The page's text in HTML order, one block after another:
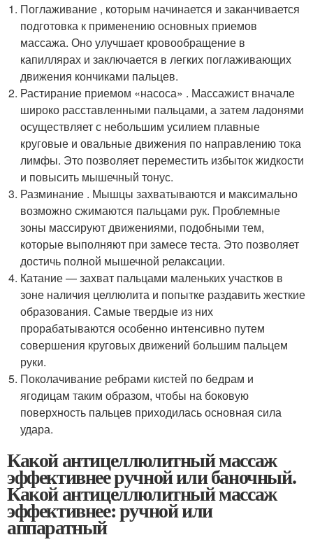
Поглаживание , которым начинается и заканчивается
подготовка к применению основных приемов
массажа. Оно улучшает кровообращение в
капиллярах и заключается в легких поглаживающих
движения кончиками пальцев.
Растирание приемом «насоса» . Массажист вначале
широко расставленными пальцами, а затем ладонями
осуществляет с небольшим усилием плавные
круговые и овальные движения по направлению тока
лимфы. Это позволяет переместить избыток жидкости
и повысить мышечный тонус.
Разминание . Мышцы захватываются и максимально
возможно сжимаются пальцами рук. Проблемные
зоны массируют движениями, подобными тем,
которые выполняют при замесе теста. Это позволяет
достичь полной мышечной релаксации.
Катание — захват пальцами маленьких участков в
зоне наличия целлюлита и попытке раздавить жесткие
образования. Самые твердые из них
прорабатываются особенно интенсивно путем
совершения круговых движений большим пальцем
руки.
Поколачивание ребрами кистей по бедрам и
ягодицам таким образом, чтобы на боковую
поверхность пальцев приходилась основная сила
удара.
Какой антицеллюлитный массаж
эффективнее ручной или баночный.
Какой антицеллюлитный массаж
эффективнее: ручной или
аппаратный